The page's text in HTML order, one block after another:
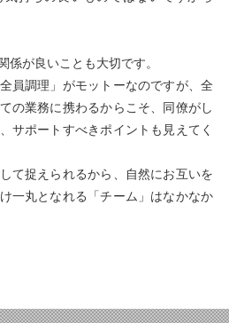
係が良いことも大切です。
員調理」がモットーなのですが、全
の業務に携わるからこそ、同僚がし
サポートすべきポイントも見えてく
て捉えられるから、自然にお互いを
一丸となれる「チーム」はなかなか